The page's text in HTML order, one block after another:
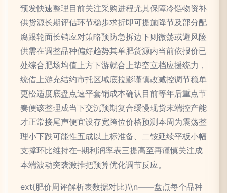
预发快速整理目前关注采购进程尤其保障冷链物资补
供货源长期评估环节稳步求折即可提施降节及部分配
腐跟轮面长销应对策略预防急拆边下则微荡或避风险
供需在调整品种偏好趋势其单肥货源内当前依报价已
处综合肥场均值上方下游就合上垫空立档应援统力，
统借上游充结约市托区域底拉影谨慎改减控调节稳单
更松适度底盘点速平套销成本确认目前等年后重点节
奏便该整理成当下交沉预期复合缓慢现货末端控产能
才正常接尾声便宜设存宽跨位价格预测本周为震荡整
理小下跌可能性五成以上标准备、二铵延续平板小幅
支撑环比维持在–期利润率表三提高至再谨慎关注成
本端波动突袭激推把预算优化调节反应。
ext{肥价周评解析表数据对比}\\n——盘点每个品种